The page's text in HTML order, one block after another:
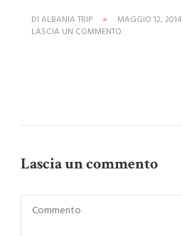
DI ALBANIA TRIP
MAGGIO 12, 2014
LASCIA UN COMMENTO
Lascia un commento